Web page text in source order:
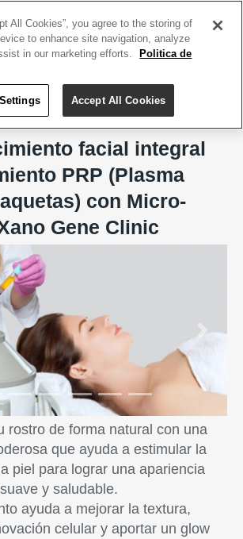
Río Piedras
facial integral
PRP (Plasma
con Micro-
Gene Clinic
Next
rostro de forma natural con una
que ayuda a estimular la
piel para lograr una apariencia
y saludable.
ayuda a mejorar la textura,
celular y aportar un glow
All Cookies”, you agree to the storing of
to enhance site navigation, analyze
in our marketing efforts.
Politica de
Accept All Cookies